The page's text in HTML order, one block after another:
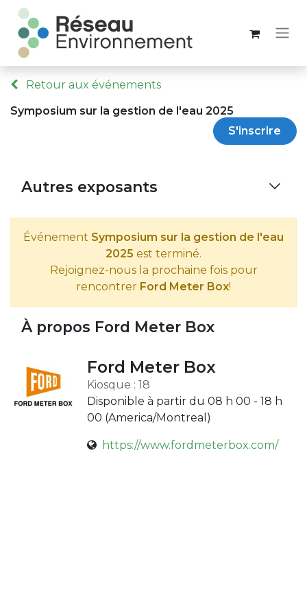
Retour aux événements
Symposium sur la gestion de l'eau 2025
S'inscrire
Autres exposants
Événement Symposium sur la gestion de l'eau
2025 est terminé.
Rejoignez-nous la prochaine fois pour
rencontrer Ford Meter Box!
À propos Ford Meter Box
Ford Meter Box
Kiosque : 18
Disponible à partir du 08 h 00 - 18 h
00 (America/Montreal )
https://www.fordmeterbox.com/